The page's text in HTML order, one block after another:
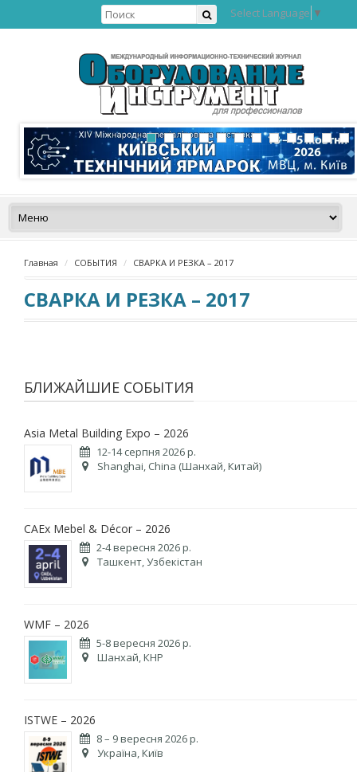
Select Language ▼
Главная СОБЫТИЯ СВАРКА И РЕЗКА – 2017
СВАРКА И РЕЗКА – 2017
БЛИЖАЙШИЕ СОБЫТИЯ
Asia Metal Building Expo – 2026
12-14 серпня 2026 р.
Shanghai, China (Шанхай, Китай)
CAEx Mebel & Décor – 2026
2-4 вересня 2026 р.
Ташкент, Узбекістан
WMF – 2026
5-8 вересня 2026 р.
Шанхай, КНР
ISTWE – 2026
8 – 9 вересня 2026 р.
Україна, Київ